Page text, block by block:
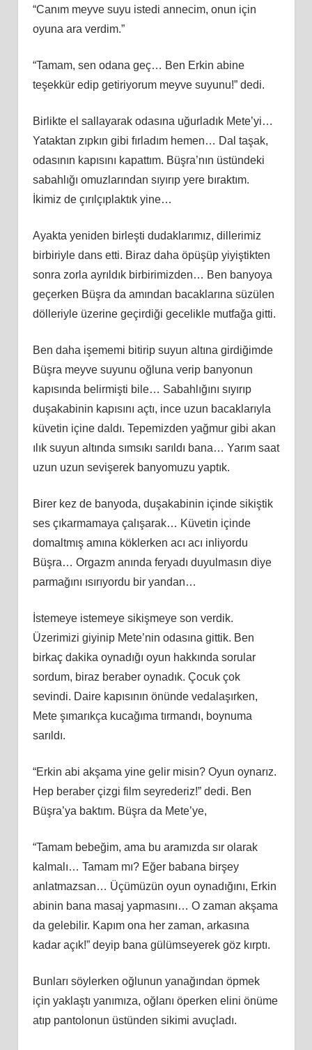
“Canım meyve suyu istedi annecim, onun için
oyuna ara verdim.”
“Tamam, sen odana geç… Ben Erkin abine
teşekkür edip getiriyorum meyve suyunu!” dedi.
Birlikte el sallayarak odasına uğurladık Mete’yi…
Yataktan zıpkın gibi fırladım hemen… Dal taşak,
odasının kapısını kapattım. Büşra’nın üstündeki
sabahlığı omuzlarından sıyırıp yere bıraktım.
İkimiz de çırılçıplaktık yine…
Ayakta yeniden birleşti dudaklarımız, dillerimiz
birbiriyle dans etti. Biraz daha öpüşüp yiyiştikten
sonra zorla ayrıldık birbirimizden… Ben banyoya
geçerken Büşra da amından bacaklarına süzülen
dölleriyle üzerine geçirdiği gecelikle mutfağa gitti.
Ben daha işememi bitirip suyun altına girdiğimde
Büşra meyve suyunu oğluna verip banyonun
kapısında belirmişti bile… Sabahlığını sıyırıp
duşakabinin kapısını açtı, ince uzun bacaklarıyla
küvetin içine daldı. Tepemizden yağmur gibi akan
ılık suyun altında sımsıkı sarıldı bana… Yarım saat
uzun uzun sevişerek banyomuzu yaptık.
Birer kez de banyoda, duşakabinin içinde sikiştik
ses çıkarmamaya çalışarak… Küvetin içinde
domaltmış amına köklerken acı acı inliyordu
Büşra… Orgazm anında feryadı duyulmasın diye
parmağını ısırıyordu bir yandan…
İstemeye istemeye sikişmeye son verdik.
Üzerimizi giyinip Mete’nin odasına gittik. Ben
birkaç dakika oynadığı oyun hakkında sorular
sordum, biraz beraber oynadık. Çocuk çok
sevindi. Daire kapısının önünde vedalaşırken,
Mete şımarıkça kucağıma tırmandı, boynuma
sarıldı.
“Erkin abi akşama yine gelir misin? Oyun oynarız.
Hep beraber çizgi film seyrederiz!” dedi. Ben
Büşra’ya baktım. Büşra da Mete’ye,
“Tamam bebeğim, ama bu aramızda sır olarak
kalmalı… Tamam mı? Eğer babana birşey
anlatmazsan… Üçümüzün oyun oynadığını, Erkin
abinin bana masaj yapmasını… O zaman akşama
da gelebilir. Kapım ona her zaman, arkasına
kadar açık!” deyip bana gülümseyerek göz kırptı.
Bunları söylerken oğlunun yanağından öpmek
için yaklaştı yanımıza, oğlanı öperken elini önüme
atıp pantolonun üstünden sikimi avuçladı.